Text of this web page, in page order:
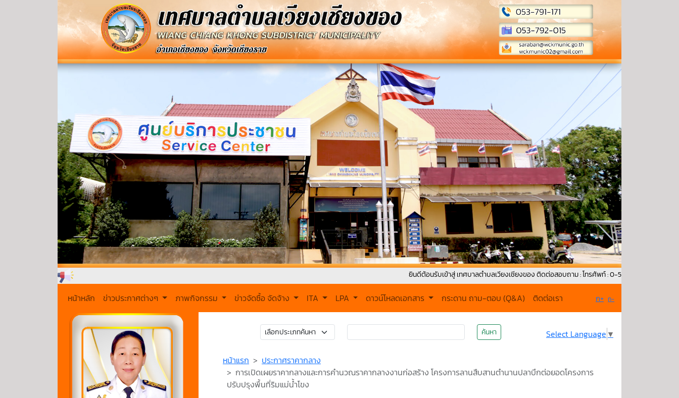
ยินดีต้อนรับเข้าสู่ เทศบาลตำบลเวียงเชียงของ ติดต่อสอบถาม : โทรศัพท์ : 0-5379-1171 Fax : 053-792-015 G-
หน้าหลัก ข่าวประกาศต่างๆ ภาพกิจกรรม ข่าวจัดซื้อ จัดจ้าง ITA LPA ดาวน์โหลดเอกสาร กระดาน ถาม-ตอบ (Q&A) ติดต่อเรา ก+ ก-
ค้นหา Select Language ▼
หน้าแรก
ประกาศราคากลาง
การเปิดเผยราคากลางและการคำนวณราคากลางงานก่อสร้าง โครงการลานสืบสานตำนานปลาบึกต่อยอดโครงการ
ปรับปรุงพื้นที่ริมแม่น้ำโขง